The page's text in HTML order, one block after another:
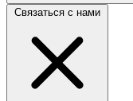
Связаться с нами